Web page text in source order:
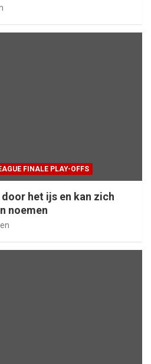
FINALE PLAY-OFFS
het ijs en kan zich
noemen